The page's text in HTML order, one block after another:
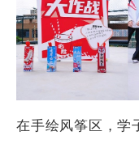
在手绘风筝区，学